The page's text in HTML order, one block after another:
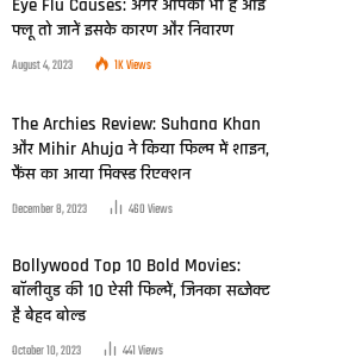
Eye Flu Causes: अगर आपको भी है आई
फ्लू तो जानें इसके कारण और निवारण
August 4, 2023 1KViews
The Archies Review: Suhana Khan
और Mihir Ahuja ने किया फिल्म में शाइन,
फैंस का आया मिक्स्ड रिएक्शन
December 8, 2023 460Views
Bollywood Top 10 Bold Movies:
बॉलीवुड की 10 ऐसी फिल्में, जिनका सब्जेक्ट
है बेहद बोल्ड
October 10, 2023 441Views